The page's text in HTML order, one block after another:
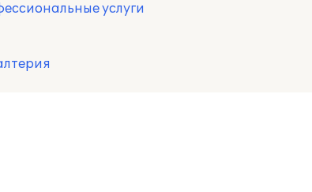
услуги